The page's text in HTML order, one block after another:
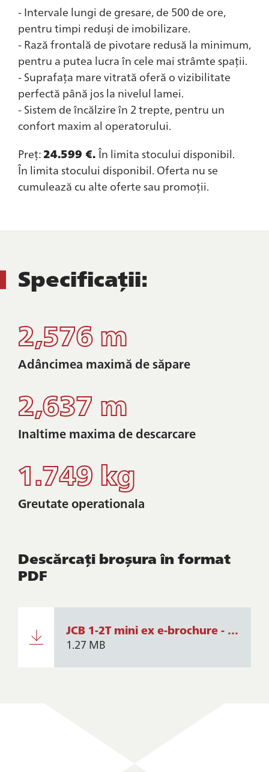
- Intervale lungi de gresare, de 500 de ore,
pentru timpi reduși de imobilizare.
- Rază frontală de pivotare redusă la minimum,
pentru a putea lucra în cele mai strâmte spații.
- Suprafața mare vitrată oferă o vizibilitate
perfectă până jos la nivelul lamei.
- Sistem de încălzire în 2 trepte, pentru un
confort maxim al operatorului.
Preț: 24.599 €. În limita stocului disponibil.
În limita stocului disponibil. Oferta nu se
cumulează cu alte oferte sau promoții.
Specificații:
2,576 m
Adâncimea maximă de săpare
2,637 m
Inaltime maxima de descarcare
1.749 kg
Greutate operationala
Descărcați broșura în format
PDF
JCB 1-2T mini ex e-brochure - en-GB Issue 1.pdf
1.27 MB